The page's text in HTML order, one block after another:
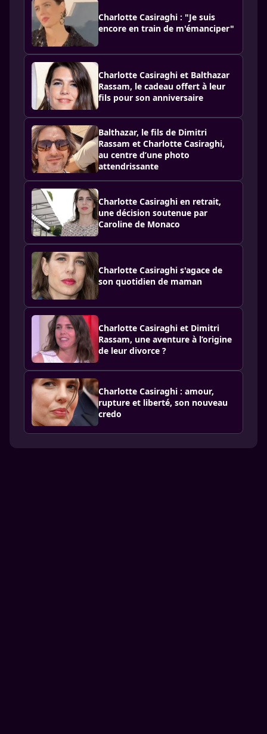
Charlotte Casiraghi : "Je suis
encore en train de m'émanciper"
Charlotte Casiraghi et Balthazar
Rassam, le cadeau offert à leur
fils pour son anniversaire
Balthazar, le fils de Dimitri
Rassam et Charlotte Casiraghi,
au centre d’une photo
attendrissante
Charlotte Casiraghi en retrait,
une décision soutenue par
Caroline de Monaco
Charlotte Casiraghi s'agace de
son quotidien de maman
Charlotte Casiraghi et Dimitri
Rassam, une aventure à l’origine
de leur divorce ?
Charlotte Casiraghi : amour,
rupture et liberté, son nouveau
credo